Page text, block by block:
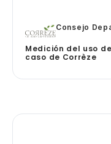
Consejo
Medición del uso
caso de Corrèze